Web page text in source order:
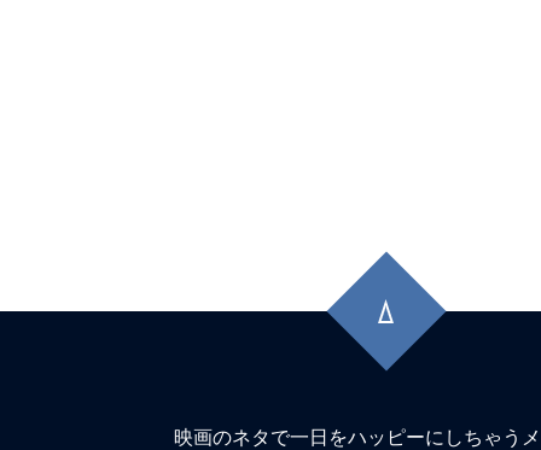
頭
に
映画のネタで一日をハッピーにしちゃう